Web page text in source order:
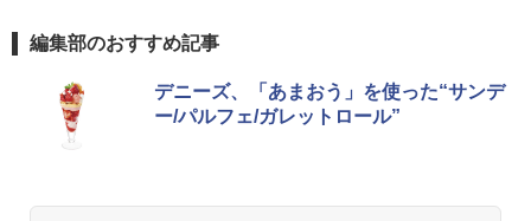
編集部のおすすめ記事
デニーズ、「あまおう」を使った“サンデ
ー/パルフェ/ガレットロール”